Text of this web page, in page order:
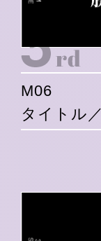
M06
タイトル